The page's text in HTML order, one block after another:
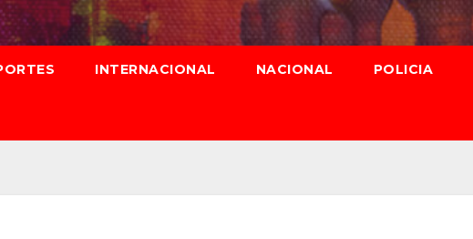
INTERNACIONAL NACIONAL POLICIA